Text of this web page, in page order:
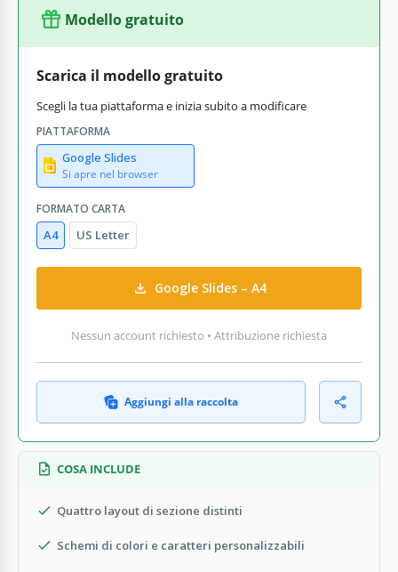
Modello gratuito
Scarica il modello gratuito
Scegli la tua piattaforma e inizia subito a modificare
PIATTAFORMA
Google Slides
Si apre nel browser
FORMATO CARTA
A4 US Letter
Google Slides – A4
Nessun account richiesto • Attribuzione richiesta
Aggiungi alla raccolta
COSA INCLUDE
Quattro layout di sezione distinti
Schemi di colori e caratteri personalizzabili